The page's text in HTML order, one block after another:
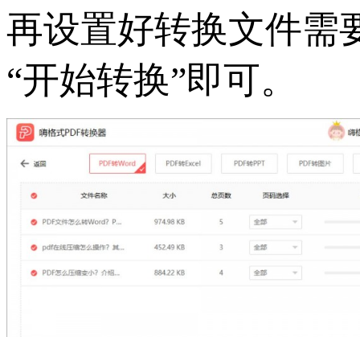
再设置好转换文件需
“开始转换”即可。